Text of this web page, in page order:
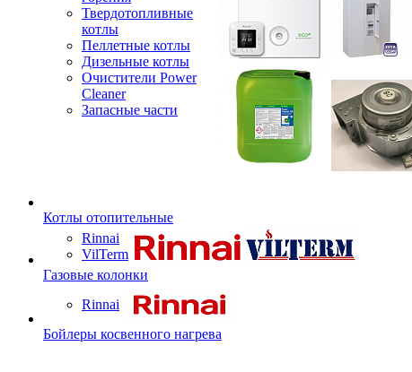
Твердотопливные
котлы
Пеллетные котлы
Дизельные котлы
Очистители Power
Cleaner
Запасные части
Котлы отопительные
Rinnai
VilTerm
Газовые колонки
Rinnai
Бойлеры косвенного нагрева